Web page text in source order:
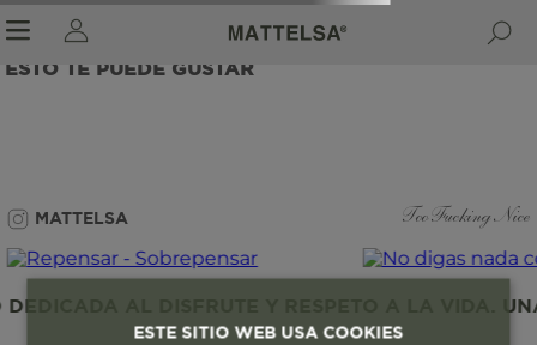
ESTO TE PUEDE GUSTAR
MATTELSA Too Fucking Nice
AL DISFRUTE Y RESPETO A LA VIDA.
ESTE SITIO WEB USA COOKIES